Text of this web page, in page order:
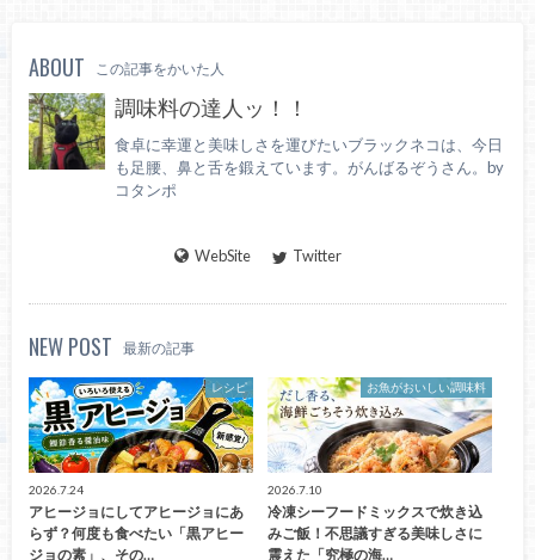
ABOUT この記事をかいた人
調味料の達人ッ！！
食卓に幸運と美味しさを運びたいブラックネコは、今日
も足腰、鼻と舌を鍛えています。がんばるぞうさん。by
コタンポ
WebSite Twitter
NEW POST 最新の記事
レシピ
2026.7.24
アヒージョにしてアヒージョにあ
らず？何度も食べたい「黒アヒー
ジョの素」、その…
お魚がおいしい調味料
2026.7.10
冷凍シーフードミックスで炊き込
みご飯！不思議すぎる美味しさに
震えた「究極の海…